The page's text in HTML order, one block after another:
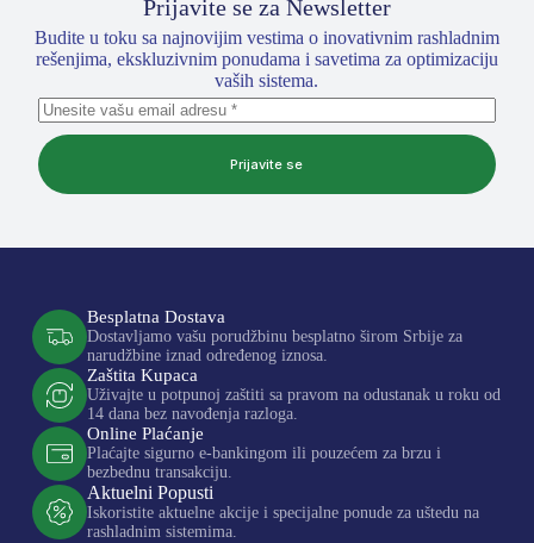
Prijavite se za Newsletter
Budite u toku sa najnovijim vestima o inovativnim rashladnim
rešenjima, ekskluzivnim ponudama i savetima za optimizaciju
vaših sistema.
Prijavite se
Besplatna Dostava
Dostavljamo vašu porudžbinu besplatno širom Srbije za
narudžbine iznad određenog iznosa.
Zaštita Kupaca
Uživajte u potpunoj zaštiti sa pravom na odustanak u roku od
14 dana bez navođenja razloga.
Online Plaćanje
Plaćajte sigurno e-bankingom ili pouzećem za brzu i
bezbednu transakciju.
Aktuelni Popusti
Iskoristite aktuelne akcije i specijalne ponude za uštedu na
rashladnim sistemima.